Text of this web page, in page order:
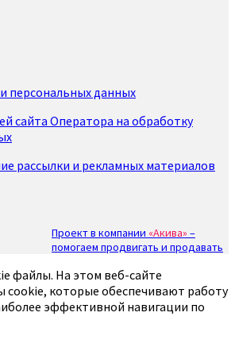
персональных данных
сайта Оператора на обработку
рассылки и рекламных материалов
Проект в компании «Акива» –
помогаем продвигать и продавать
файлы. На этом веб-сайте
cookie, которые обеспечивают работу
эффективной навигации по